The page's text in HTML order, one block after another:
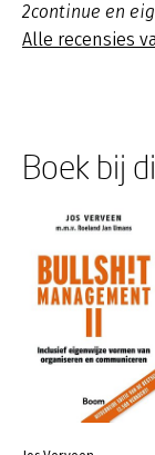
2continue en
Alle recensies
Boek bij